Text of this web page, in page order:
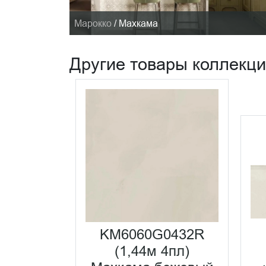
Марокко / Махкама
Другие товары
KM6060G0432R
(1,44м 4пл)